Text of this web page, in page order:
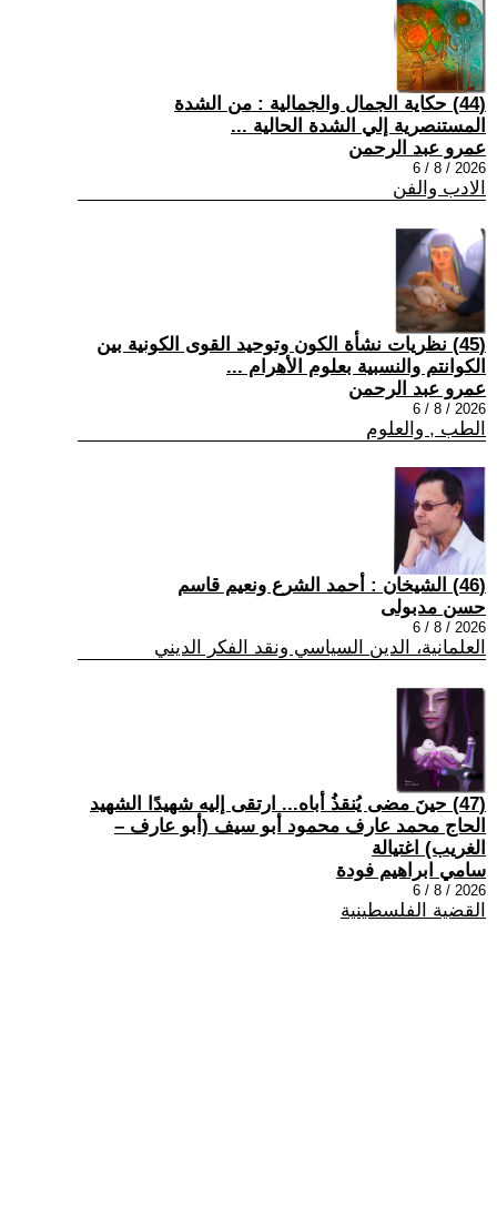
(44) حكاية الجمال والجمالية : من الشدة
المستنصرية إلي الشدة الحالية ...
عمرو عبد الرحمن
2026 / 8 / 6
الادب والفن
(45) نظريات نشأة الكون وتوحيد القوى الكونية بين
الكوانتم والنسبية بعلوم الأهرام ...
عمرو عبد الرحمن
2026 / 8 / 6
الطب , والعلوم
(46) الشيخان : أحمد الشرع ونعيم قاسم
حسن مدبولى
2026 / 8 / 6
العلمانية، الدين السياسي ونقد الفكر الديني
(47) حينَ مضى يُنقذُ أباه... ارتقى إليه شهيدًا الشهيد
الحاج محمد عارف محمود أبو سيف (أبو عارف –
الغريب) اغتيالة
سامي ابراهيم فودة
2026 / 8 / 6
القضية الفلسطينية